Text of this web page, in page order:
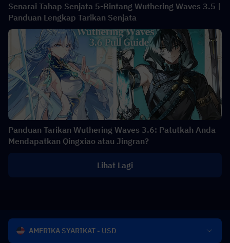
Senarai Tahap Senjata 5-Bintang Wuthering Waves 3.5 |
Panduan Lengkap Tarikan Senjata
Panduan Tarikan Wuthering Waves 3.6: Patutkah Anda
Mendapatkan Qingxiao atau Jingran?
Lihat Lagi
AMERIKA SYARIKAT - USD